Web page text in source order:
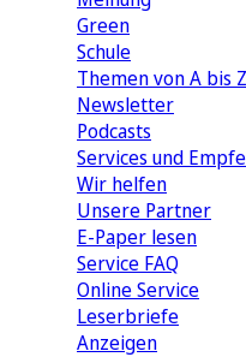
Green
Schule
Themen von A bis Z
Newsletter
Podcasts
Services und
Wir helfen
Unsere Partner
E-Paper lesen
Service FAQ
Online Service
Leserbriefe
Anzeigen